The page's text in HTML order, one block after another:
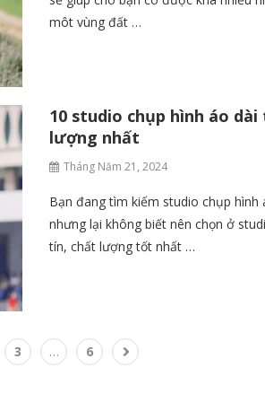
môt vùng đất …
10 studio chụp hình áo
lượng nhất
Tháng Năm 21, 2024
Bạn đang tìm kiếm studio chụp hình
nhưng lại không biết nên chọn ở
tín, chất lượng tốt nhất …
3 … 6